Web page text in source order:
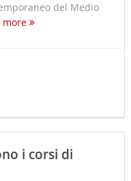
del Medio
more
i corsi di